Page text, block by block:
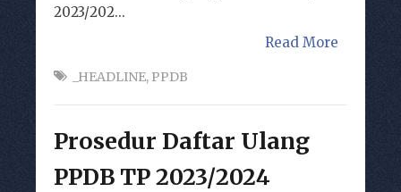
2023/202...
Read More
_HEADLINE, PPDB
Prosedur Daftar Ulang
PPDB TP 2023/2024